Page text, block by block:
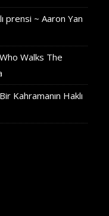
prensi ~ Aaron Yan
Walks The
Kahramanın Haklı